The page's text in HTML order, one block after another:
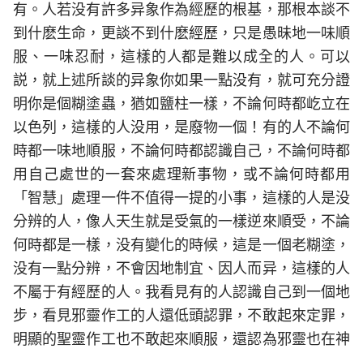
有。人若没有許多异象作為經歷的根基，那根本談不
到什麽生命，更談不到什麽經歷，只是愚昧地一味順
服、一味忍耐，這樣的人都是難以成全的人。可以
説，就上述所談的异象你如果一點没有，就可充分證
明你是個糊塗蟲，猶如鹽柱一樣，不論何時都屹立在
以色列，這樣的人没用，是廢物一個！有的人不論何
時都一味地順服，不論何時都認識自己，不論何時都
用自己處世的一套來處理新事物，或不論何時都用
「智慧」處理一件不值得一提的小事，這樣的人是没
分辨的人，像人天生就是受氣的一樣逆來順受，不論
何時都是一樣，没有變化的時候，這是一個老糊塗，
没有一點分辨，不會因地制宜、因人而异，這樣的人
不屬于有經歷的人。我看見有的人認識自己到一個地
步，看見邪靈作工的人還低頭認罪，不敢起來定罪，
明顯的聖靈作工也不敢起來順服，還認為邪靈也在神